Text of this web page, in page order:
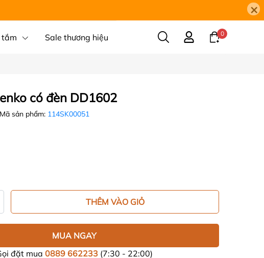
×
tắm Sale thương hiệu 0
có đèn DD1602
Mã sản phẩm: 114SK00051
THÊM VÀO GIỎ
MUA NGAY
đặt mua 0889 662233(7:30 - 22:00)